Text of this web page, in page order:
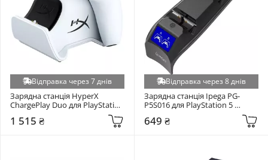
Відправка через 7 днів
Зарядна станція HyperX
ChargePlay Duo для PlayStation
1 515 ₴
Відправка через 8 днів
Зарядна станція Ipega PG-
P5S016 для PlayStation 5
649 ₴